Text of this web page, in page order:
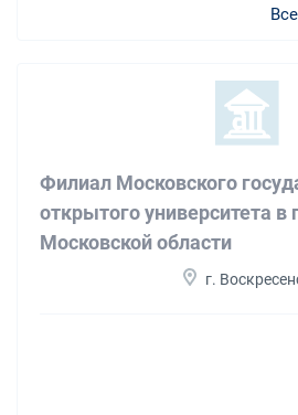
Филиал Московского
открытого университета в
Московской области
г.